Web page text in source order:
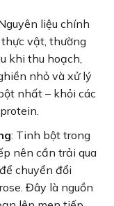
liệu chính
vật, thường
khi thu hoạch,
nhỏ và xử lý
nhất – khỏi các
: Tinh bột trong
nên cần trải qua
chuyển đổi
Đây là nguồn